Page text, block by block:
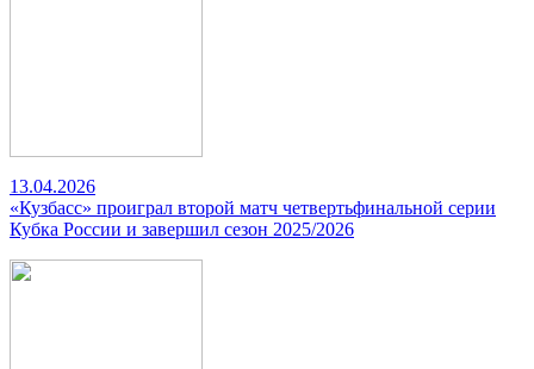
13.04.2026
«Кузбасс» проиграл второй матч четвертьфинальной серии
Кубка России и завершил сезон 2025/2026